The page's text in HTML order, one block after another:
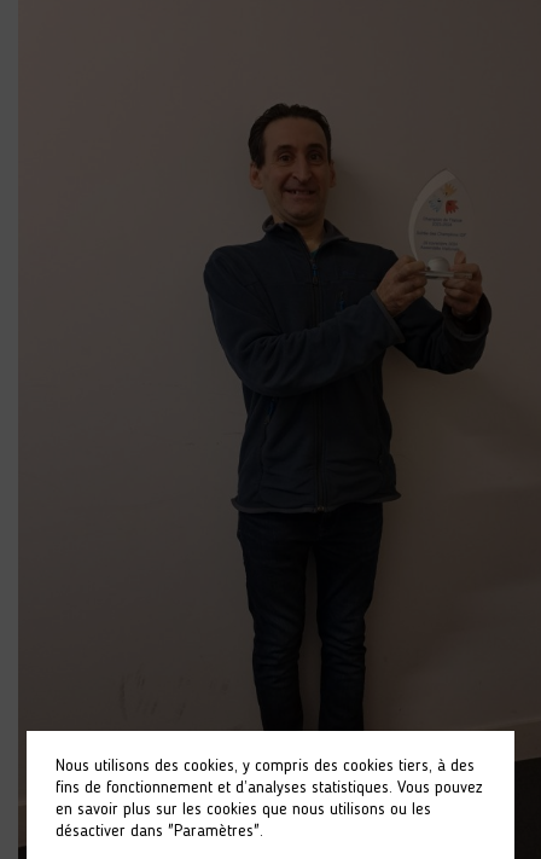
Nous utilisons des cookies, y compris des cookies tiers, à des
fins de fonctionnement et d’analyses statistiques. Vous pouvez
en savoir plus sur les cookies que nous utilisons ou les
désactiver dans "Paramètres".